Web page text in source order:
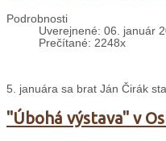
Podrobnosti
Uverejnené: 06. január
Prečítané: 2248x
5. januára sa brat Ján Čirák
"Úbohá výstava" v